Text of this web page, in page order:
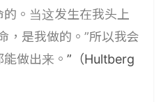
。当这发生在我头上
，是我做的。”所以我会
做出来。 ”（Hultberg